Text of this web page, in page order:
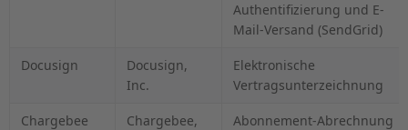
Authentifizierung und E-
Mail-Versand (SendGrid)
Docusign
Docusign,
Inc.
Elektronische
Vertragsunterzeichnung
Chargebee
Chargebee,
Abonnement-Abrechnung